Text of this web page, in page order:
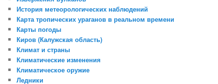
История метеорологических наблюдений
Карта тропических ураганов в реальном времени
Карты погоды
Киров (Калужская область)
Климат и страны
Климатические изменения
Климатическое оружие
Ледники